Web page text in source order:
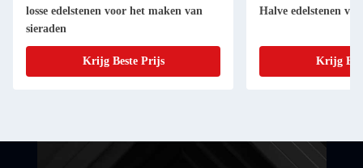
losse edelstenen voor het maken van
sieraden
Krijg Beste Prijs
Halve edelstenen
Krijg